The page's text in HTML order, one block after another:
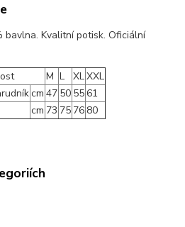
bavlna. Kvalitní potisk. Oficiální
M L XLXXL
cm 47 50 5561
cm 73 75 76 80